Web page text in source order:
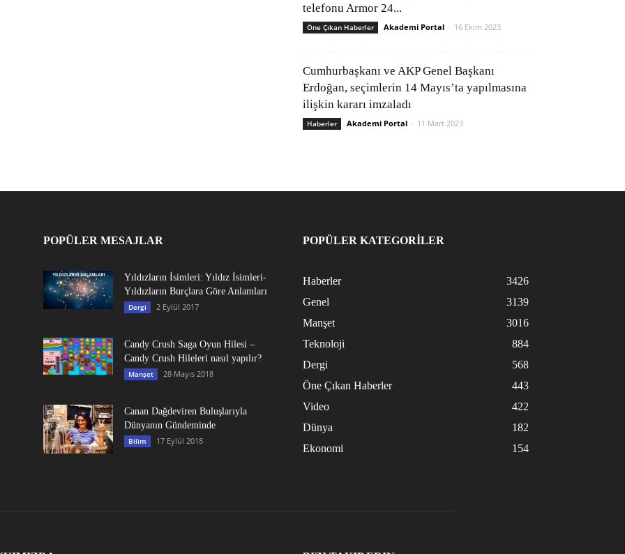
telefonu Armor 24...
Öne Çıkan Haberler Akademi Portal - 16 Ekim 2023
Cumhurbaşkanı ve AKP Genel Başkanı
Erdoğan, seçimlerin 14 Mayıs’ta yapılmasına
ilişkin kararı imzaladı
Haberler Akademi Portal - 11 Mart 2023
POPÜLER MESAJLAR
Yıldızların İsimleri: Yıldız İsimleri-
Yıldızların Burçlara Göre Anlamları
Dergi 2 Eylül 2017
Candy Crush Saga Oyun Hilesi –
Candy Crush Hileleri nasıl yapılır?
Manşet 28 Mayıs 2018
Canan Dağdeviren Buluşlarıyla
Dünyanın Gündeminde
Bilim 17 Eylül 2018
POPÜLER KATEGORİLER
Haberler
3426
Genel
3139
Manşet
3016
Teknoloji
884
Dergi
568
Öne Çıkan Haberler
443
Video
422
Dünya
182
Ekonomi
154